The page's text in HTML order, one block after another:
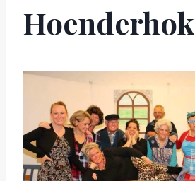
Hoenderhok